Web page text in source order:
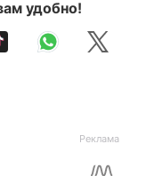
удобно!